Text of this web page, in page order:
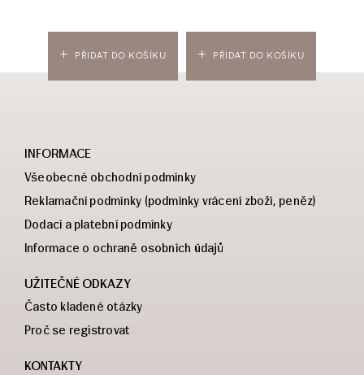
PŘIDAT DO KOŠÍKU PŘIDAT DO KOŠÍKU
INFORMACE
Všeobecné obchodní podmínky
Reklamační podmínky (podmínky vrácení zboží, peněz)
Dodací a platební podmínky
Informace o ochraně osobních údajů
UŽITEČNÉ ODKAZY
Často kladené otázky
Proč se registrovat
KONTAKTY